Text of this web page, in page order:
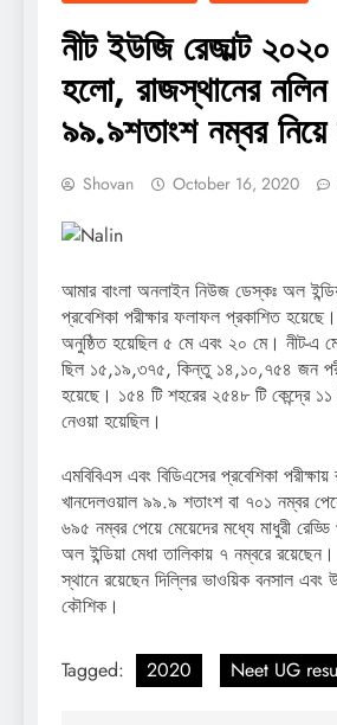
নীট ইউজি রেজাল্ট
হলো, রাজস্থানের নলিন
৯৯.৯শতাংশ নম্বর নিয়ে
Shovan October 16, 2020
আমার বাংলা অনলাইন নিউজ ডেস্কঃ অল
প্রবেশিকা পরীক্ষার ফলাফল প্রকাশিত
অনুষ্ঠিত হয়েছিল ৫ মে এবং ২০ মে। নীট-এ
ছিল ১৫,১৯,৩৭৫, কিন্তু ১৪,১০,৭৫৪ জন
হয়েছে। ১৫৪ টি শহরের ২৫৪৮ টি কেন্দ্রে ১১
নেওয়া হয়েছিল।
এমবিবিএস এবং বিডিএসের প্রবেশিকা
খানদেলওয়াল ৯৯.৯ শতাংশ বা ৭০১ নম্বর
৬৯৫ নম্বর পেয়ে মেয়েদের মধ্যে মাধুরী
অল ইন্ডিয়া মেধা তালিকায় ৭ নম্বরে
স্থানে রয়েছেন দিল্লির ভাওয়িক বনসাল
কৌশিক।
Tagged: 2020 Neet UG